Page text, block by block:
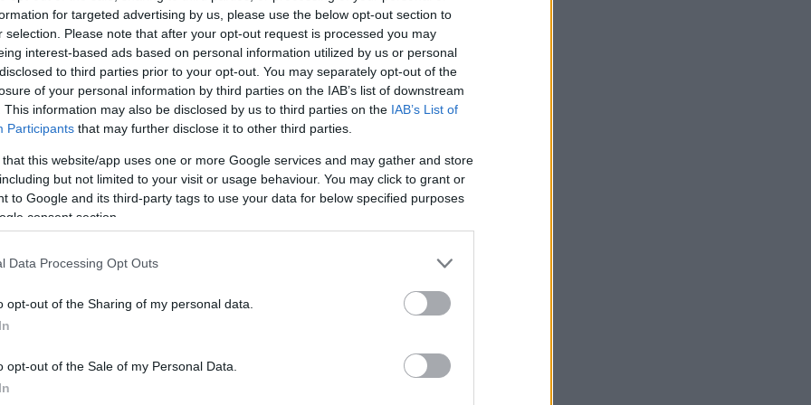
for targeted advertising by us, please use the below opt-out section to
selection. Please note that after your opt-out request is processed you may
interest-based ads based on personal information utilized by us or personal
to third parties prior to your opt-out. You may separately opt-out of the
of your personal information by third parties on the IAB’s list of downstream
This information may also be disclosed by us to third parties on the IAB’s List of
Participants that may further disclose it to other third parties.
that this website/app uses one or more Google services and may gather and store
but not limited to your visit or usage behaviour. You may click to grant or
to Google and its third-party tags to use your data for below specified purposes
consent section.
Data Processing Opt Outs
opt-out of the Sharing of my personal data.
opt-out of the Sale of my Personal Data.